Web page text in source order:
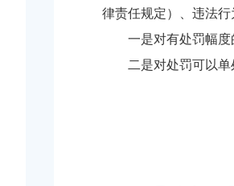
律责任规定）、违法
一是对有处罚幅度
二是对处罚可以